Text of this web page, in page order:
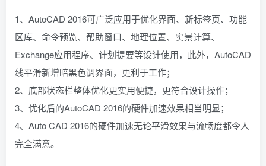
1、AutoCAD 2016可广泛应用于优化界面、新标签页、功能
区库、命令预览、帮助窗口、地理位置、实景计算、
Exchange应用程序、计划提要等设计使用，此外，AutoCAD
线平滑新增暗黑色调界面，更利于工作；
2、底部状态栏整体优化更实用便捷，更符合设计操作；
3、优化后的AutoCAD 2016的硬件加速效果相当明显；
4、Auto CAD 2016的硬件加速无论平滑效果与流畅度都令人
完全满意。